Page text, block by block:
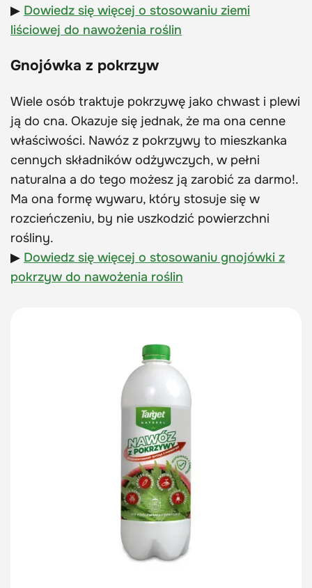
▶ Dowiedz się więcej o stosowaniu ziemi
liściowej do nawożenia roślin
Gnojówka z pokrzyw
Wiele osób traktuje pokrzywę jako chwast i plewi
ją do cna. Okazuje się jednak, że ma ona cenne
właściwości. Nawóz z pokrzywy to mieszkanka
cennych składników odżywczych, w pełni
naturalna a do tego możesz ją zarobić za darmo!.
Ma ona formę wywaru, który stosuje się w
rozcieńczeniu, by nie uszkodzić powierzchni
rośliny.
▶ Dowiedz się więcej o stosowaniu gnojówki z
pokrzyw do nawożenia roślin